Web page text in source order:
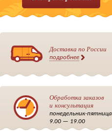
Доставка по России
подробнее
Обработка заказов
и консультация
понедельник-пятница
9.00 — 19.00